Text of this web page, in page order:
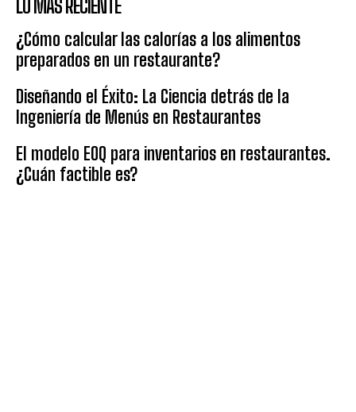
LO MÁS RECIENTE
¿Cómo calcular las calorías a los alimentos
preparados en un restaurante?
Diseñando el Éxito: La Ciencia detrás de la
Ingeniería de Menús en Restaurantes
El modelo EOQ para inventarios en restaurantes.
¿Cuán factible es?